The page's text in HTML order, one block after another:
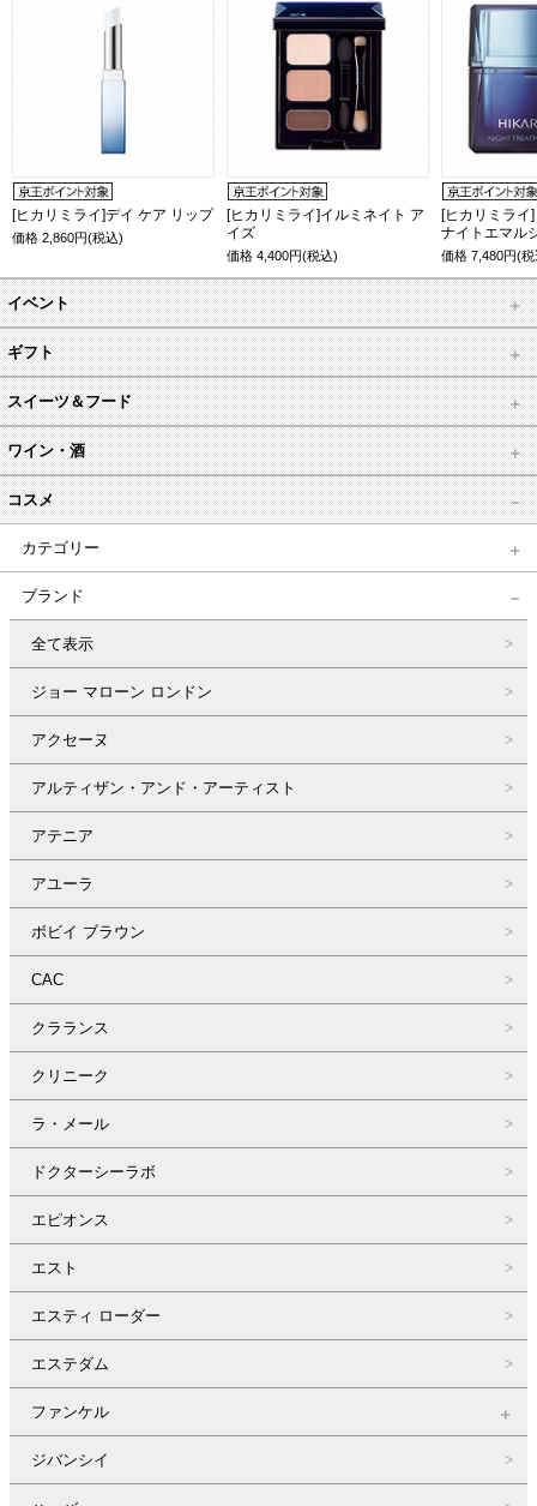
[ヒカリミライ]デイ ケア リップ
価格 2,860円(税込)
[ヒカリミライ]イルミネイト ア
イズ
価格4,400円(税込)
[ヒカリミライ
ナイトエマル
価格7,480円(
イベント
ギフト
スイーツ＆フード
ワイン・酒
コスメ
カテゴリー
ブランド
全て表示
ジョー マローン ロンドン
アクセーヌ
アルティザン・アンド・アーティスト
アテニア
アユーラ
ボビイ ブラウン
CAC
クラランス
クリニーク
ラ・メール
ドクターシーラボ
エピオンス
エスト
エスティ ローダー
エステダム
ファンケル
ジバンシイ